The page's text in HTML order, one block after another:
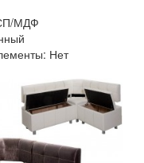
МДФ
Нет